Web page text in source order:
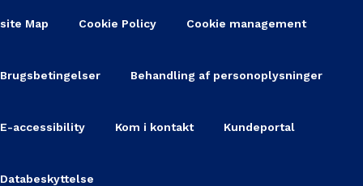
site Map Cookie Policy Cookie management
Brugsbetingelser Behandling af personoplysninger
E-accessibility Kom i kontakt Kundeportal
Databeskyttelse